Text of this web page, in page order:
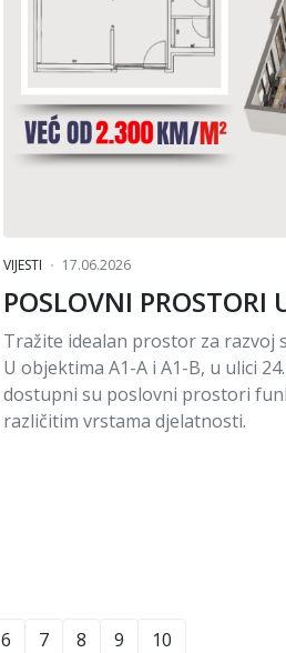
VIJESTI 17.06.2026
POSLOVNI PROSTORI
Tražite idealan prostor za razvoj
U objektima A1-A i A1-B, u ulici
dostupni su poslovni prostori
različitim vrstama djelatnosti.
6 7 8 9 10